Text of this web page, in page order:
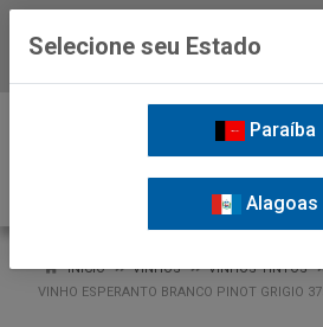
INÍCIO VINHOS
VINHOS TINTOS
VINHO ESPERANTO BRANCO PINOT GRIGIO
Selecione seu Estado
Paraíba
Alagoas